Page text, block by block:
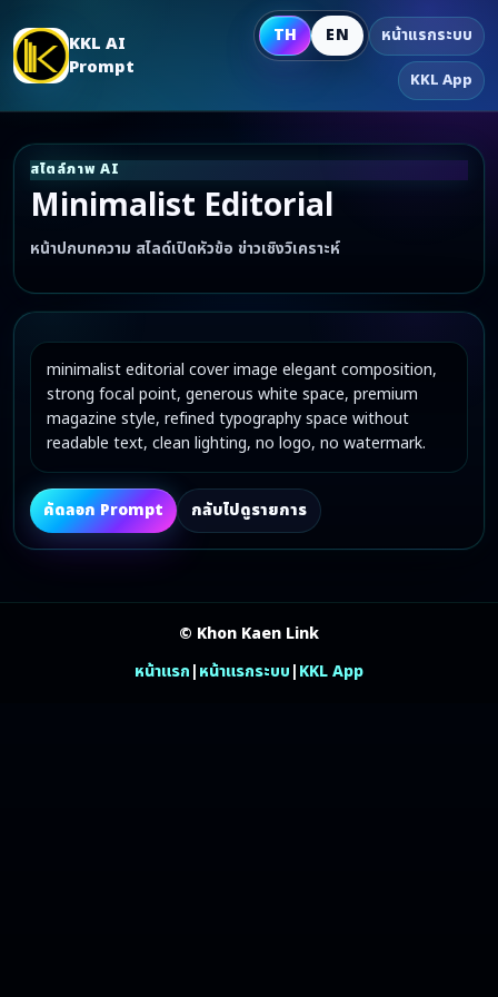
KKL AI
Prompt
TH EN หน้าแรกระบบ
KKL App
สไตล์ภาพ AI
Minimalist Editorial
หน้าปกบทความ สไลด์เปิดหัวข้อ ข่าวเชิงวิเคราะห์
minimalist editorial cover image elegant composition,
strong focal point, generous white space, premium
magazine style, refined typography space without
readable text, clean lighting, no logo, no watermark.
คัดลอก Prompt กลับไปดูรายการ
© Khon Kaen Link
หน้าแรก|หน้าแรกระบบ|KKL App